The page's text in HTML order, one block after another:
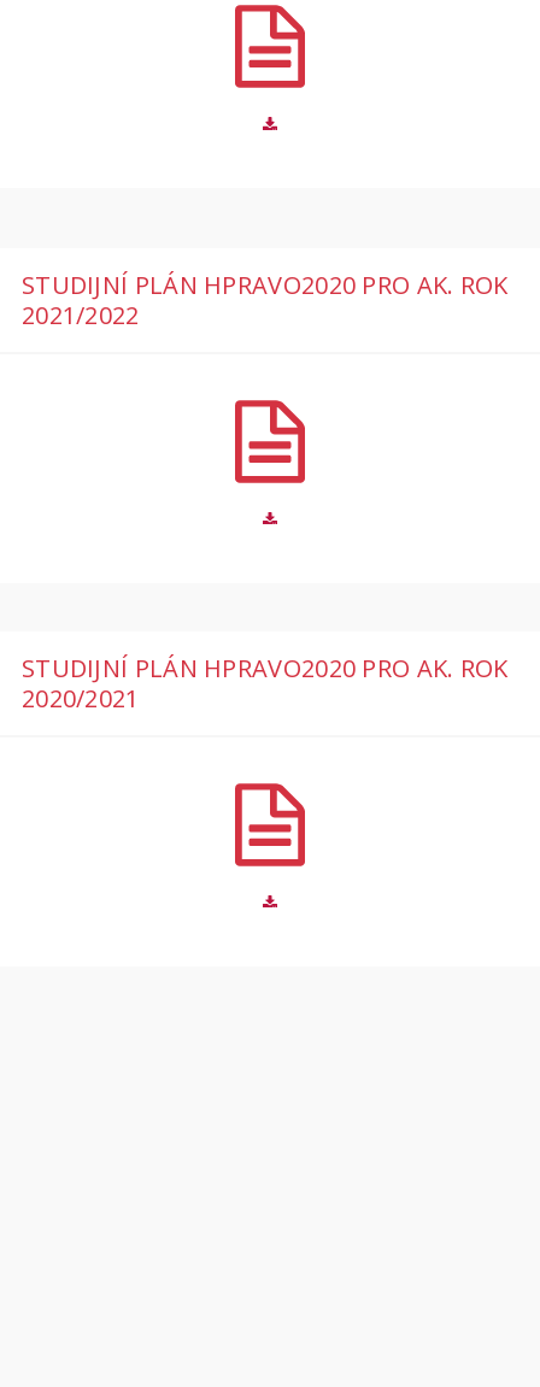
STUDIJNÍ PLÁN HPRAVO2020 PRO AK. ROK
2021/2022
STUDIJNÍ PLÁN HPRAVO2020 PRO AK. ROK
2020/2021